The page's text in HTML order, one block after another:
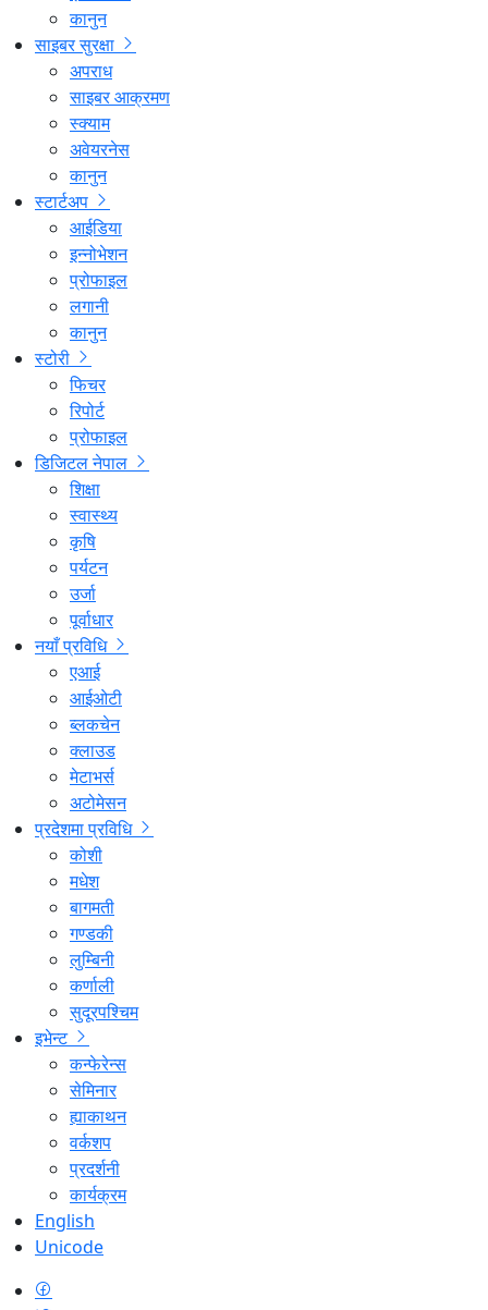
कानुन
साइबर सुरक्षा
अपराध
साइबर आक्रमण
स्क्याम
अवेयरनेस
कानुन
स्टार्टअप
आईडिया
इन्नोभेशन
प्रोफाइल
लगानी
कानुन
स्टोरी
फिचर
रिपोर्ट
प्रोफाइल
डिजिटल नेपाल
शिक्षा
स्वास्थ्य
कृषि
पर्यटन
उर्जा
पूर्वाधार
नयाँ प्रविधि
एआई
आईओटी
ब्लकचेन
क्लाउड
मेटाभर्स
अटोमेसन
प्रदेशमा प्रविधि
कोशी
मधेश
बागमती
गण्डकी
लुम्बिनी
कर्णाली
सुदूरपश्चिम
इभेन्ट
कन्फेरेन्स
सेमिनार
ह्याकाथन
वर्कशप
प्रदर्शनी
कार्यक्रम
English
Unicode